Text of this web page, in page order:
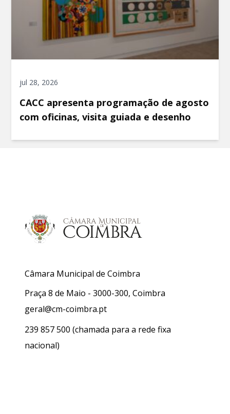
jul 28, 2026
CACC apresenta programação de agosto
com oficinas, visita guiada e desenho
Câmara Municipal de Coimbra
Praça 8 de Maio - 3000-300, Coimbra
geral@cm-coimbra.pt
239 857 500 (chamada para a rede fixa
nacional)